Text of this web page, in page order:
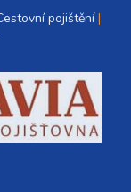
pojištění